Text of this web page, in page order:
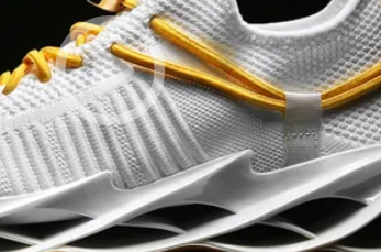
チャレンジ
性化
CAMPFIRE for Social
CAMPFIREふるさと